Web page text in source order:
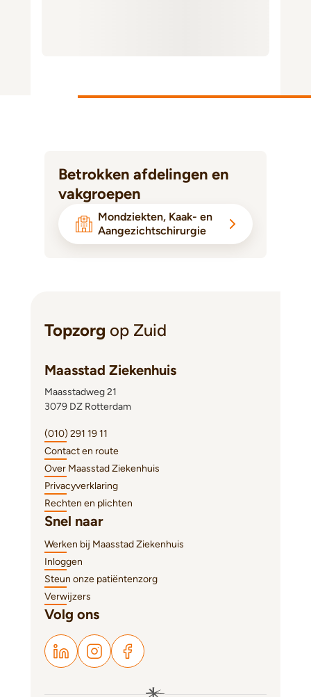
Betrokken afdelingen en
vakgroepen
Mondziekten, Kaak- en
Aangezichtschirurgie
Topzorg op Zuid
Maasstad Ziekenhuis
Maasstadweg 21
3079 DZ Rotterdam
(010) 291 19 11
Contact en route
Over Maasstad Ziekenhuis
Privacyverklaring
Rechten en plichten
Snel naar
Werken bij Maasstad Ziekenhuis
Inloggen
Steun onze patiëntenzorg
Verwijzers
Volg ons